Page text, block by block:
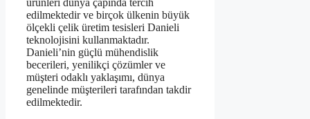
ürünleri dünya çapında tercih
edilmektedir ve birçok ülkenin büyük
ölçekli çelik üretim tesisleri Danieli
teknolojisini kullanmaktadır.
Danieli’nin güçlü mühendislik
becerileri, yenilikçi çözümler ve
müşteri odaklı yaklaşımı, dünya
genelinde müşterileri tarafından takdir
edilmektedir.